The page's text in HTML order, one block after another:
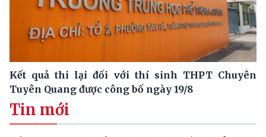
Kết quả thi lại đối với thí sinh THPT Chuyên
Tuyên Quang được công bố ngày 19/8
Tin mới